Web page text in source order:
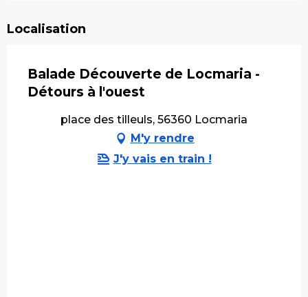
Localisation
Balade Découverte de Locmaria -
Détours à l'ouest
place des tilleuls, 56360 Locmaria
M'y rendre
J'y vais en train !